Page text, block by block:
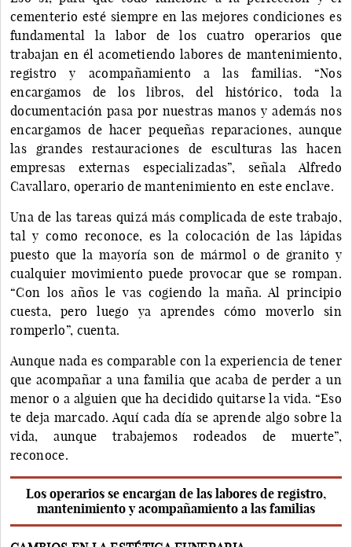
cementerio esté siempre en las mejores condiciones es
fundamental la labor de los cuatro operarios que
trabajan en él acometiendo labores de mantenimiento,
registro y acompañamiento a las familias. “Nos
encargamos de los libros, del histórico, toda la
documentación pasa por nuestras manos y además nos
encargamos de hacer pequeñas reparaciones, aunque
las grandes restauraciones de esculturas las hacen
empresas externas especializadas”, señala Alfredo
Cavallaro, operario de mantenimiento en este enclave.
Una de las tareas quizá más complicada de este trabajo,
tal y como reconoce, es la colocación de las lápidas
puesto que la mayoría son de mármol o de granito y
cualquier movimiento puede provocar que se rompan.
“Con los años le vas cogiendo la maña. Al principio
cuesta, pero luego ya aprendes cómo moverlo sin
romperlo”, cuenta.
Aunque nada es comparable con la experiencia de tener
que acompañar a una familia que acaba de perder a un
menor o a alguien que ha decidido quitarse la vida. “Eso
te deja marcado. Aquí cada día se aprende algo sobre la
vida, aunque trabajemos rodeados de muerte”,
reconoce.
Los operarios se encargan de las labores de registro,
mantenimiento y acompañamiento a las familias